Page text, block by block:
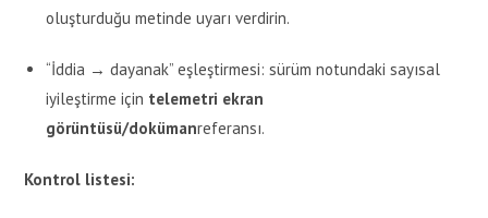
oluşturduğu metinde uyarı verdirin.
“İddia → dayanak” eşleştirmesi: sürüm notundaki sayısal
iyileştirme için telemetri ekran
görüntüsü/dokümanreferansı.
Kontrol listesi: